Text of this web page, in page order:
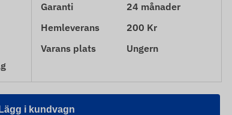
Garanti
24 månader
Hemleverans
200 Kr
Varans plats
Ungern
Lägg i kundvagn